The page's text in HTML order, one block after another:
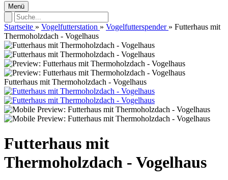
Menü
Startseite » Vogelfutterstation » Vogelfutterspender » Futterhaus mit
Thermoholzdach - Vogelhaus
Futterhaus mit Thermoholzdach - Vogelhaus
Futterhaus mit
Thermoholzdach - Vogelhaus